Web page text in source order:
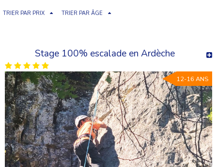
et réflexion.
Encadrés par des professionnels, les jeunes évoluent à leur
rythme dans un cadre sécurisé.
Développer force, équilibre et coordination
Apprendre les techniques de progression
Gagner en confiance en soi
Se dépasser dans un environnement stimulant
Escalade en milieu naturel ou en structure
TRIER PAR PRIX TRIER PAR ÂGE
Stage 100% escalade en Ardèche
12-16 ANS